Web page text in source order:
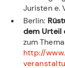
Juristen e.
Berlin:
dem Urteil
zum
http://